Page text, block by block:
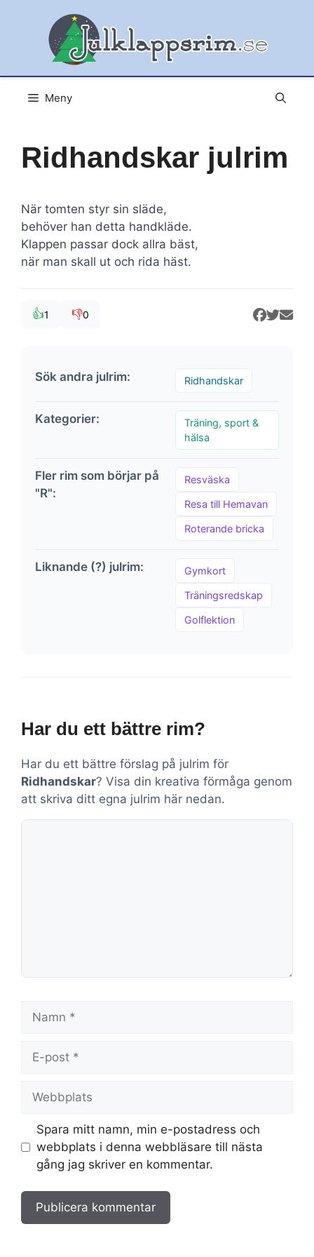
Meny
Ridhandskar julrim
När tomten styr sin släde,
behöver han detta handkläde.
Klappen passar dock allra bäst,
när man skall ut och rida häst.
👍1 👎0
Sök andra julrim: Ridhandskar
Kategorier:
Träning, sport &
hälsa
Fler rim som börjar på
"R":
Resväska
Resa till Hemavan
Roterande bricka
Liknande (?) julrim: Gymkort
Träningsredskap
Golflektion
Har du ett bättre rim?
Har du ett bättre förslag på julrim för
Ridhandskar? Visa din kreativa förmåga genom
att skriva ditt egna julrim här nedan.
Kommentar
post
Spara mitt namn, min e-postadress och
webbplats i denna webbläsare till nästa
gång jag skriver en kommentar.